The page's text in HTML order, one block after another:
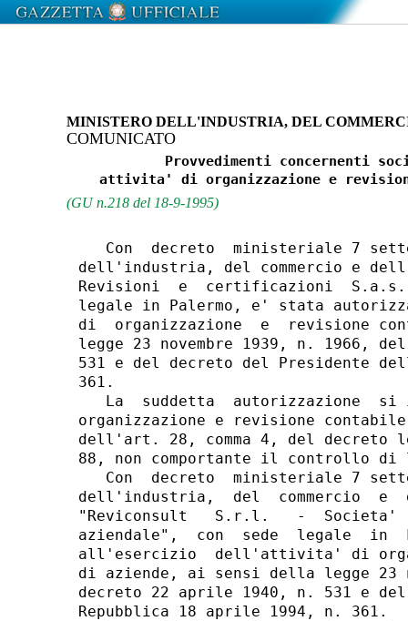
MINISTERO DELL'INDUSTRIA, DEL
COMUNICATO
Provvedimenti concernenti
(GU n.218 del 18-9-1995)
Con  decreto  ministeriale 7
dell'industria, del commercio e
Revisioni  e  certificazioni
legale in Palermo, e' stata
di  organizzazione  e  revisione
legge 23 novembre 1939, n. 1966,
531 e del decreto del Presidente
361.
La  suddetta  autorizzazione  si
organizzazione e revisione
dell'art. 28, comma 4, del decreto
88, non comportante il controllo di
Con  decreto  ministeriale 7
dell'industria,  del  commercio
"Reviconsult   S.r.l.   -  Societa'
aziendale",  con  sede  legale
all'esercizio  dell'attivita' di
di aziende, ai sensi della legge 23
decreto 22 aprile 1940, n. 531 e
Repubblica 18 aprile 1994, n. 361.